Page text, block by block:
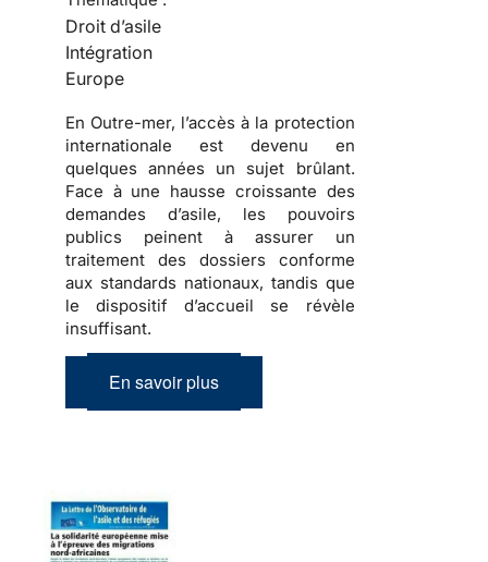
Droit d’asile
Intégration
Europe
En Outre-mer, l’accès à la protection
internationale est devenu en
quelques années un sujet brûlant.
Face à une hausse croissante des
demandes d’asile, les pouvoirs
publics peinent à assurer un
traitement des dossiers conforme
aux standards nationaux, tandis que
le dispositif d’accueil se révèle
insuffisant.
En savoir plus